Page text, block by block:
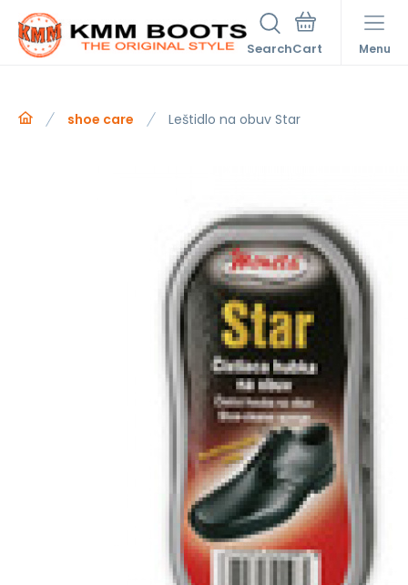
Search Menu
shoe care Leštidlo na obuv Star